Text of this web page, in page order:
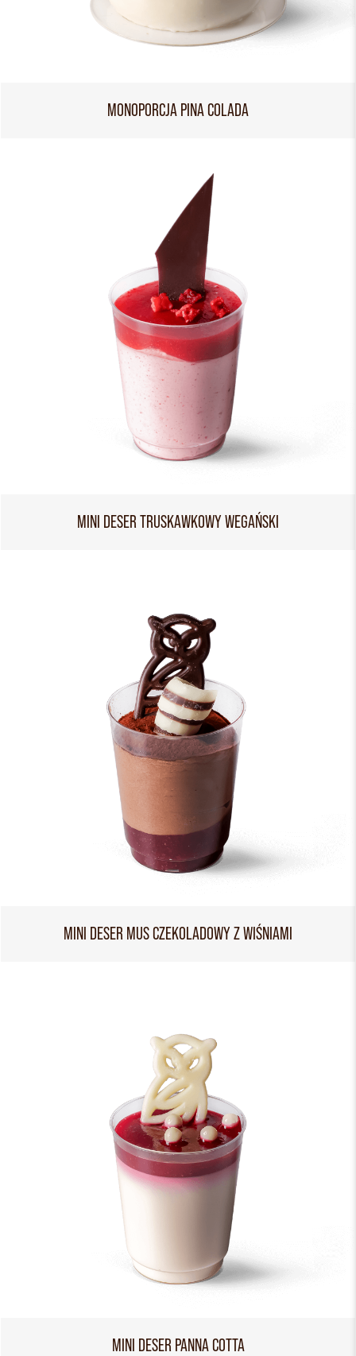
MONOPORCJA PINA COLADA
MINI DESER TRUSKAWKOWY WEGAŃSKI
MINI DESER MUS CZEKOLADOWY Z WIŚNIAMI
MINI DESER PANNA COTTA